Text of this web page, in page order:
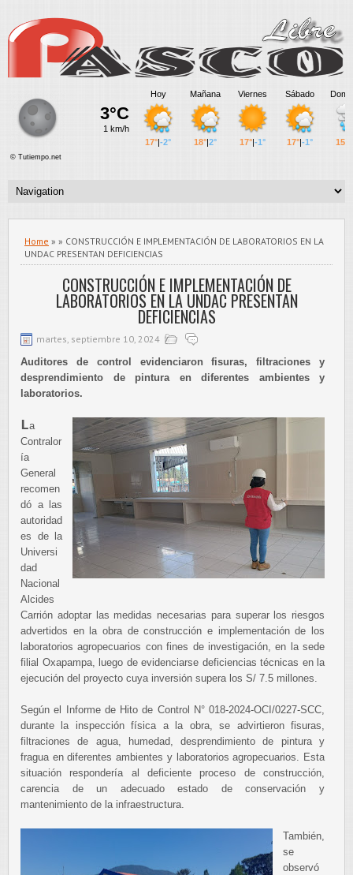
Home » » CONSTRUCCIÓN E IMPLEMENTACIÓN DE LABORATORIOS EN LA
UNDAC PRESENTAN DEFICIENCIAS
CONSTRUCCIÓN E IMPLEMENTACIÓN DE
LABORATORIOS EN LA UNDAC PRESENTAN
DEFICIENCIAS
martes, septiembre 10, 2024
Auditores de control evidenciaron fisuras, filtraciones y
desprendimiento de pintura en diferentes ambientes y
laboratorios.
La
Contralor
ía
General
recomen
dó a las
autoridad
es de la
Universi
dad
Nacional
Alcides
Carrión adoptar las medidas necesarias para superar los riesgos
advertidos en la obra de construcción e implementación de los
laboratorios agropecuarios con fines de investigación, en la sede
filial Oxapampa, luego de evidenciarse deficiencias técnicas en la
ejecución del proyecto cuya inversión supera los S/ 7.5 millones.
Según el Informe de Hito de Control N° 018-2024-OCI/0227-SCC,
durante la inspección física a la obra, se advirtieron fisuras,
filtraciones de agua, humedad, desprendimiento de pintura y
fragua en diferentes ambientes y laboratorios agropecuarios. Esta
situación respondería al deficiente proceso de construcción,
carencia de un adecuado estado de conservación y
mantenimiento de la infraestructura.
También,
se
observó